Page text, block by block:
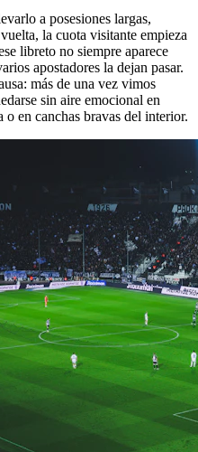
a posesiones largas,
la cuota visitante empieza
libreto no siempre aparece
apostadores la dejan pasar.
más de una vez vimos
sin aire emocional en
o en canchas bravas del interior.